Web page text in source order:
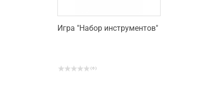
Игра "Набор инструментов"
( 0 )